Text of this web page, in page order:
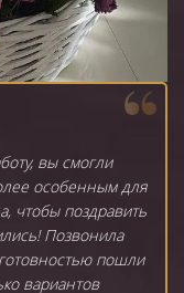
вы смогли
особенным для
чтобы поздравить
Позвонила
пошли
вариантов